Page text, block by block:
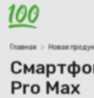
Главная Новая
Pro Max